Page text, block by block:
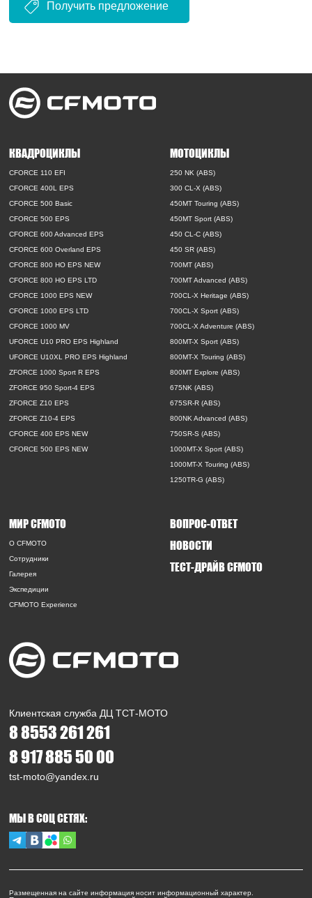
Получить предложение
Клиентская служба ДЦ ТСТ-МОТО
8 8553 261 261
8 917 885 50 00
tst-moto@yandex.ru
МЫ В СОЦ СЕТЯХ:
КВАДРОЦИКЛЫ
CFORCE 110 EFI
CFORCE 400L EPS
CFORCE 500 Basic
CFORCE 500 EPS
CFORCE 600 Advanced EPS
CFORCE 600 Overland EPS
CFORCE 800 HO EPS NEW
CFORCE 800 HO EPS LTD
CFORCE 1000 EPS NEW
CFORCE 1000 EPS LTD
CFORCE 1000 MV
UFORCE U10 PRO EPS Highland
UFORCE U10XL PRO EPS Highland
ZFORCE 1000 Sport R EPS
ZFORCE 950 Sport-4 EPS
ZFORCE Z10 EPS
ZFORCE Z10-4 EPS
CFORCE 400 EPS NEW
CFORCE 500 EPS NEW
МОТОЦИКЛЫ
250 NK (ABS)
300 CL-X (ABS)
450MT Touring (ABS)
450MT Sport (ABS)
450 CL-C (ABS)
450 SR (ABS)
700MT (ABS)
700MT Advanced (ABS)
700CL-X Heritage (ABS)
700CL-X Sport (ABS)
700CL-X Adventure (ABS)
800MT-X Sport (ABS)
800MT-X Touring (ABS)
800MT Explore (ABS)
675NK (ABS)
675SR-R (ABS)
800NK Advanced (ABS)
750SR-S (ABS)
1000MT-X Sport (ABS)
1000MT-X Touring (ABS)
1250TR-G (ABS)
МИР CFMOTO
O CFMOTO
Сотрудники
Галерея
Экспедиции
CFMOTO Experience
ВОПРОС-ОТВЕТ
НОВОСТИ
ТЕСТ-ДРАЙВ CFMOTO
Размещенная на сайте информация носит информационный характер.